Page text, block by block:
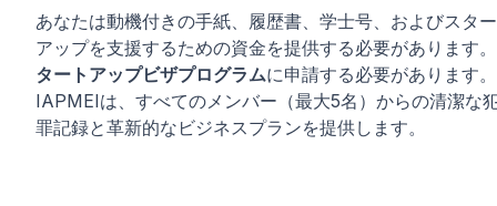
あなたは動機付きの手紙、履歴書、学士号、およびスタ
アップを支援するための資金を提供する必要があります。
タートアップビザプログラムに申請する必要があります。
IAPMEIは、すべてのメンバー（最大5名）からの清潔な
罪記録と革新的なビジネスプランを提供します。